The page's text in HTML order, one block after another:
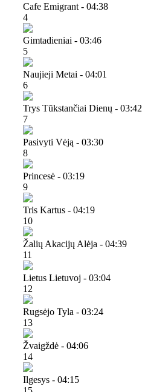
Cafe Emigrant - 04:38
4
Gimtadieniai - 03:46
5
Naujieji Metai - 04:01
6
Trys Tūkstančiai Dienų - 03:42
7
Pasivyti Vėją - 03:30
8
Princesė - 03:19
9
Tris Kartus - 04:19
10
Žalių Akacijų Alėja - 04:39
11
Lietus Lietuvoj - 03:04
12
Rugsėjo Tyla - 03:24
13
Žvaigždė - 04:06
14
Ilgesys - 04:15